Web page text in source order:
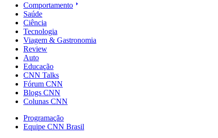
Comportamento
Saúde
Ciência
Tecnologia
Viagem & Gastronomia
Review
Auto
Educação
CNN Talks
Fórum CNN
Blogs CNN
Colunas CNN
Programação
Equipe CNN Brasil